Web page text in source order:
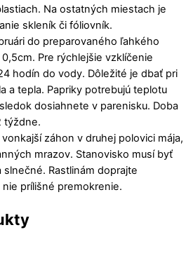
Na ostatných miestach je
skleník či fóliovník.
do preparovaného ľahkého
Pre rýchlejšie vzklíčenie
hodín do vody. Dôležité je dbať pri
a tepla. Papriky potrebujú teplotu
dosiahnete v parenisku. Doba
týždne.
záhon v druhej polovici mája,
mrazov. Stanovisko musí byť
Rastlinám doprajte
prílišné premokrenie.